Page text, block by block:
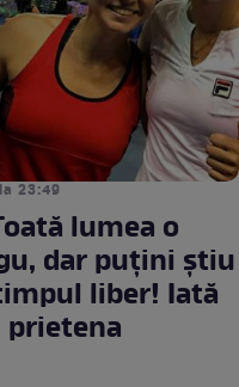
23:49
lumea o
dar puţini ştiu
liber! Iată
prietena